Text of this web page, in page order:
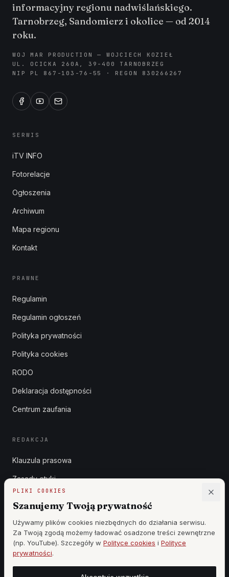
PLIKI COOKIES
Szanujemy Twoją prywatność
Używamy plików cookies niezbędnych do działania serwisu.
Za Twoją zgodą możemy ładować osadzone treści zewnętrzne
(np. YouTube). Szczegóły w Polityce cookies i Polityce
prywatności.
informacyjny regionu nadwiślańskiego.
Tarnobrzeg, Sandomierz i okolice — od 2014
roku.
WOJ MAR PRODUCTION — WOJCIECH KOZIEŁ
UL. OCICKA 260A, 39-400 TARNOBRZEG
NIP PL 867-103-76-55 · REGON 830266267
SERWIS
iTV INFO
Fotorelacje
Ogłoszenia
Archiwum
Mapa regionu
Kontakt
PRAWNE
Regulamin
Regulamin ogłoszeń
Polityka prywatności
Polityka cookies
RODO
Deklaracja dostępności
Centrum zaufania
REDAKCJA
Klauzula prasowa
Zasady etyki
Cennik